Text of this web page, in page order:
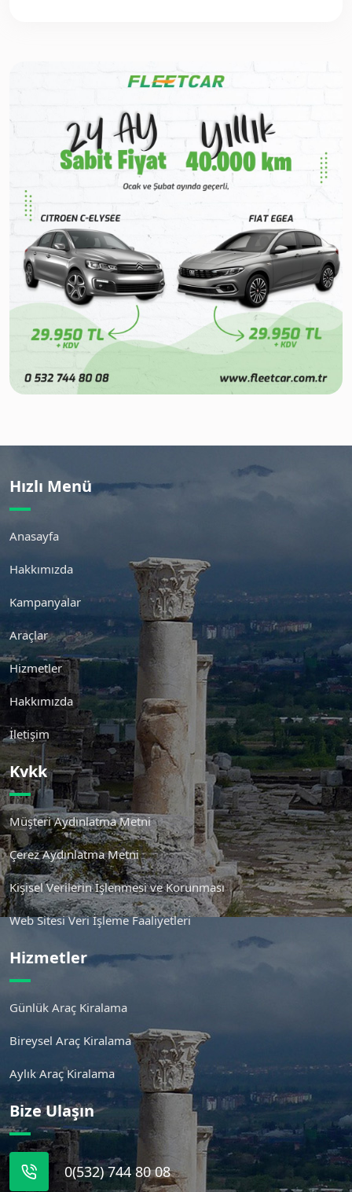
Hızlı Menü
Anasayfa
Hakkımızda
Kampanyalar
Araçlar
Hizmetler
Hakkımızda
İletişim
Kvkk
Müşteri Aydınlatma Metni
Çerez Aydınlatma Metni
Kişisel Verilerin İşlenmesi ve Korunması
Web Sitesi Veri İşleme Faaliyetleri
Hizmetler
Günlük Araç Kiralama
Bireysel Araç Kiralama
Aylık Araç Kiralama
Bize Ulaşın
0(532) 744 80 08